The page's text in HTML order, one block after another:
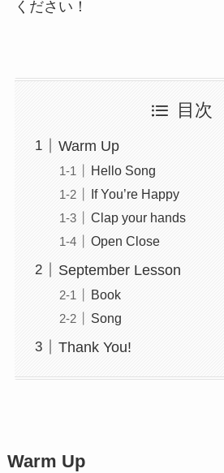
ください！
目次
Warm Up
Hello Song
If You’re Happy
Clap your hands
Open Close
September Lesson
Book
Song
Thank You!
Warm Up